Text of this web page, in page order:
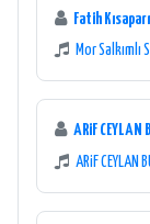
Fatih
Mor Salkımlı
ARiF CEYLAN
ARiF CEYLAN